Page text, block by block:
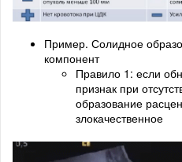
Пример. Солидное
компонент
Правило 1: если
признак при
образование
злокачественное